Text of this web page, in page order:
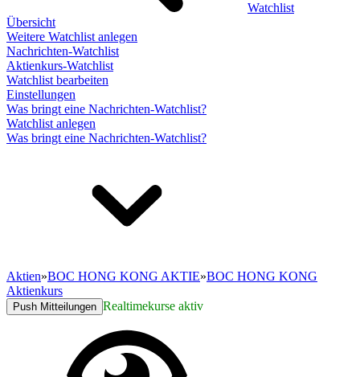
Watchlist
Übersicht
Weitere Watchlist anlegen
Nachrichten-Watchlist
Aktienkurs-Watchlist
Watchlist bearbeiten
Einstellungen
Was bringt eine Nachrichten-Watchlist?
Watchlist anlegen
Was bringt eine Nachrichten-Watchlist?
Aktien»BOC HONG KONG AKTIE»BOC HONG KONG
Aktienkurs
Push Mitteilungen Realtimekurse aktiv